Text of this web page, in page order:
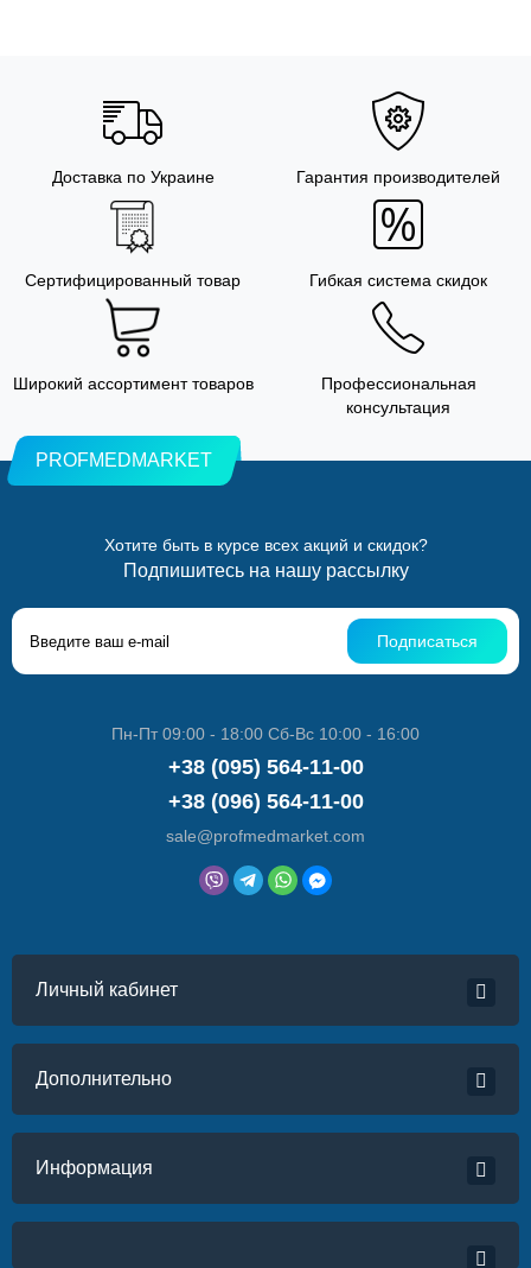
Доставка по Украине Гарантия производителей
Сертифицированный товар Гибкая система скидок
Широкий ассортимент товаров
Профессиональная
консультация
PROFMEDMARKET
Хотите быть в курсе всех акций и скидок?
Подпишитесь на нашу рассылку
Подписаться
Пн-Пт 09:00 - 18:00 Сб-Вс 10:00 - 16:00
+38 (095) 564-11-00
+38 (096) 564-11-00
sale@profmedmarket.com
Личный кабинет
Дополнительно
Информация